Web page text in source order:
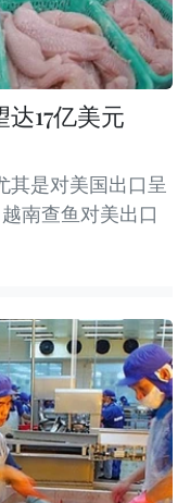
17亿美元
其是对美国出口呈
南查鱼对美出口